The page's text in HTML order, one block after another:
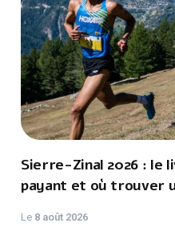
Sierre-Zinal 2026 : le
payant et où trouver
Le 8 août 2026